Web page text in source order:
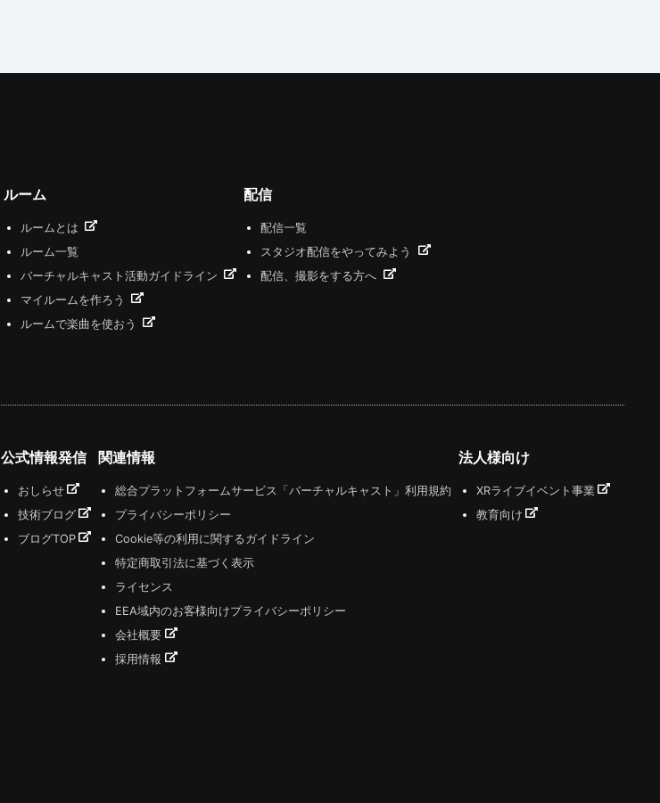
ルーム
ルームとは
ルーム一覧
バーチャルキャスト活動ガイドライン
マイルームを作ろう
ルームで楽曲を使おう
配信
配信一覧
スタジオ配信をやってみよう
配信、撮影をする方へ
公式情報発信
おしらせ
技術ブログ
ブログTOP
関連情報
総合プラットフォームサービス「バーチャルキャスト」利用規約
プライバシーポリシー
Cookie等の利用に関するガイドライン
特定商取引法に基づく表示
ライセンス
EEA域内のお客様向けプライバシーポリシー
会社概要
採用情報
法人様向け
XRライブイベント事業
教育向け